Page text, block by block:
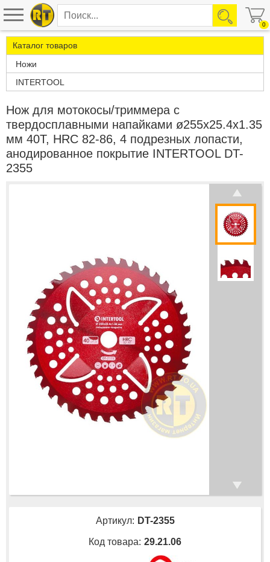
0
Каталог товаров
Ножи
INTERTOOL
Нож для мотокосы/триммера с
твердосплавными напайками ø255x25.4x1.35
мм 40T, HRC 82-86, 4 подрезных лопасти,
анодированное покрытие INTERTOOL DT-
2355
Артикул: DT-2355
Код товара: 29.21.06